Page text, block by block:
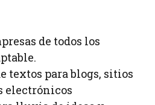
de todos los
textos para blogs, sitios
electrónicos